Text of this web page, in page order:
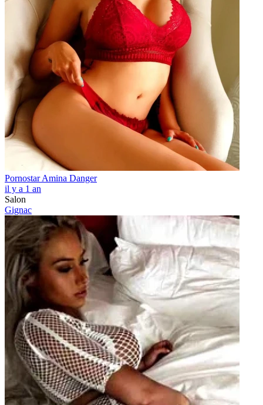
Pornostar Amina Danger
il y a 1 an
Salon
Gignac